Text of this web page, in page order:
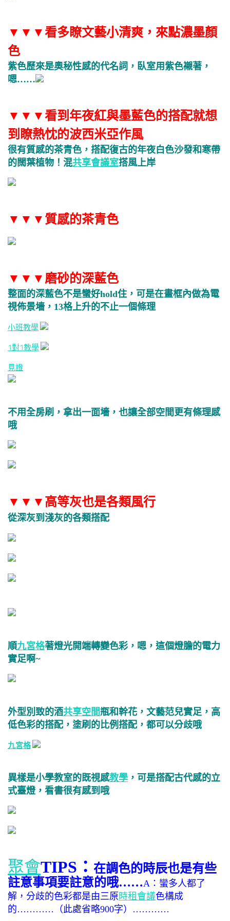
▼ ▼ ▼看多瞭文藝小清爽，來點濃墨顏
色
紫色歷來是奧秘性感的代名詞，臥室用紫色襯著，
嗯……
▼ ▼ ▼看到年夜紅與墨藍色的搭配就想
到瞭熱忱的波西米亞作風
很有質感的茶青色，搭配復古的年夜白色沙發和寒帶
的闊葉植物！混共享會議室搭風上岸
▼ ▼ ▼ 質感的茶青色
▼ ▼ ▼磨砂的深藍色
整面的深藍色不是蠻好hold住，可是在畫框內做為電
視佈景墻，13格上升的不止一個條理
小班教學
1對1教學
見證
不用全房刷，拿出一面墻，也讓全部空間更有條理感
哦
▼ ▼ ▼高等灰也是各類風行
從深灰到淺灰的各類搭配
順九宮格著燈光開端轉變色彩，嗯，這個燈膽的電力
實足啊~
外型別致的酒共享空間瓶和幹花，文藝范兒實足，高
低色彩的搭配，塗刷的比例搭配，都可以分歧哦
九宮格
異樣是小學教室的既視感教學 ，可是搭配古代感的立
式臺燈，看書很有感到哦
聚會TIPS： 在調色的時辰也是有些
註意事項要註意的哦……A：蠻多人都了
解，分歧的色彩都是由三原時租會議色構成
的…………（此處省略900字）…………